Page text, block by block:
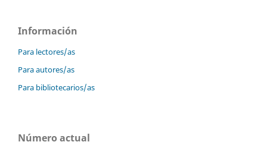
Información
Para lectores/as
Para autores/as
Para bibliotecarios/as
Número actual